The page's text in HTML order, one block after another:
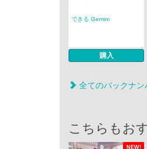
できる Gemini
購入
全てのバックナン
こちらもお
NEW!